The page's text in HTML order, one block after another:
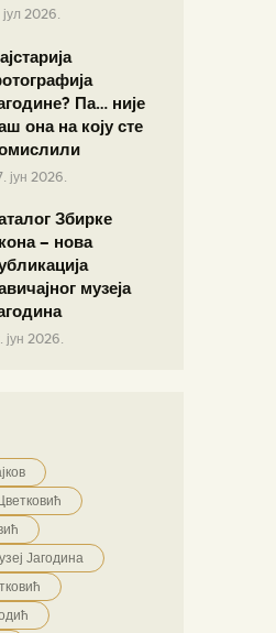
2026.
Па… није
она на коју сте
јун 2026.
Збирке
– нова
музеја
јун 2026.
Јагодина